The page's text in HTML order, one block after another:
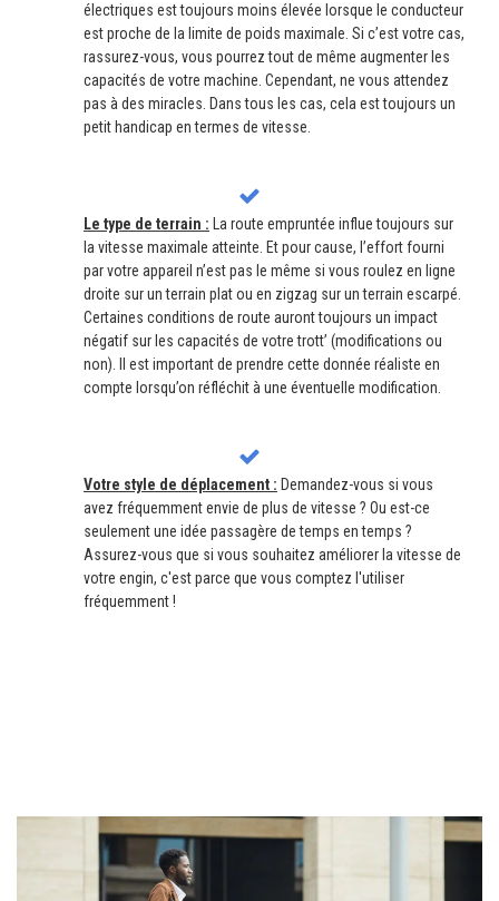
électriques est toujours moins élevée lorsque le conducteur
est proche de la limite de poids maximale. Si c’est votre cas,
rassurez-vous, vous pourrez tout de même augmenter les
capacités de votre machine. Cependant, ne vous attendez
pas à des miracles. Dans tous les cas, cela est toujours un
petit handicap en termes de vitesse.
Le type de terrain : La route empruntée influe toujours sur
la vitesse maximale atteinte. Et pour cause, l’effort fourni
par votre appareil n’est pas le même si vous roulez en ligne
droite sur un terrain plat ou en zigzag sur un terrain escarpé.
Certaines conditions de route auront toujours un impact
négatif sur les capacités de votre trott’ (modifications ou
non). Il est important de prendre cette donnée réaliste en
compte lorsqu’on réfléchit à une éventuelle modification.
Votre style de déplacement : Demandez-vous si vous
avez fréquemment envie de plus de vitesse ? Ou est-ce
seulement une idée passagère de temps en temps ?
Assurez-vous que si vous souhaitez améliorer la vitesse de
votre engin, c'est parce que vous comptez l'utiliser
fréquemment !